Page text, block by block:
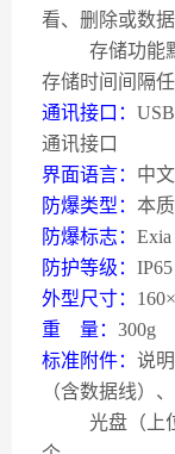
看、删除或数
存储功能
存储时间间隔
通讯接口： USB
通讯接口
界面语言： 中
防爆类型： 本
防爆标志：
防护等级： IP65
外型尺寸： 160×
重
量： 300g
标准附件： 说
（含数据线）
光盘（上